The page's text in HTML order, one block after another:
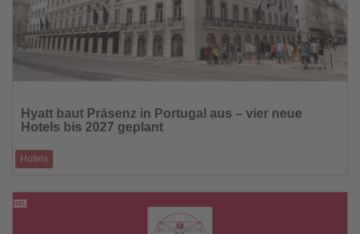
die
Nachrichten
Hyatt baut Präsenz in Portugal aus – vier neue
Hotels bis 2027 geplant
Hotels
Lissabon, an der Al